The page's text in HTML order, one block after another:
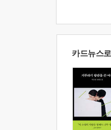
카드뉴스